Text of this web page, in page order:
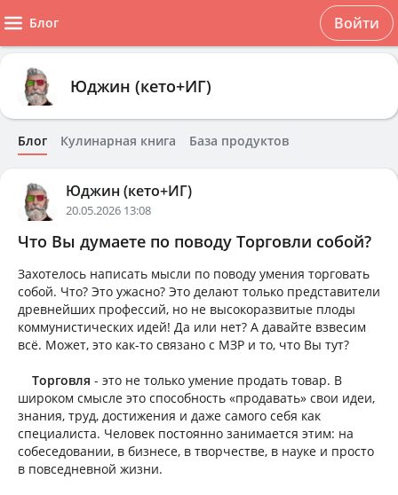
Блог Войти
Юджин (кето+ИГ)
Блог Кулинарная книга База продуктов
Юджин (кето+ИГ)
20.05.2026 13:08
Что Вы думаете по поводу Торговли собой?
Захотелось написать мысли по поводу умения торговать
собой. Что? Это ужасно? Это делают только представители
древнейших профессий, но не высокоразвитые плоды
коммунистических идей! Да или нет? А давайте взвесим
всё. Может, это как-то связано с МЗР и то, что Вы тут?
Торговля - это не только умение продать товар. В
широком смысле это способность «продавать» свои идеи,
знания, труд, достижения и даже самого себя как
специалиста. Человек постоянно занимается этим: на
собеседовании, в бизнесе, в творчестве, в науке и просто
в повседневной жизни.